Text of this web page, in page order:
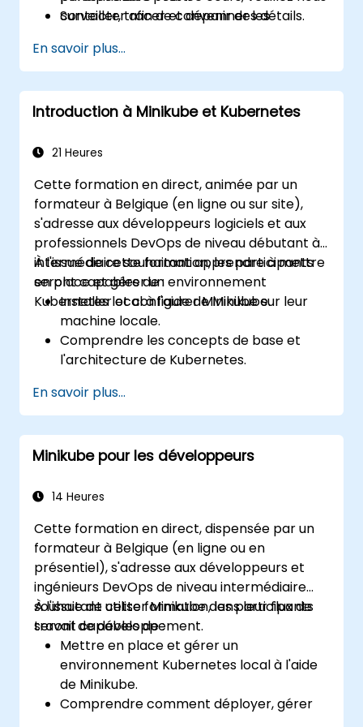
Surveiller, tracer et dépanner les
et Jaeger.
Intégrer Istio avec Calico pour des
politiques réseau avancées et la sécurité.
contacter afin de convenir des détails.
En savoir plus...
Introduction à Minikube et Kubernetes
21 Heures
Cette formation en direct, animée par un
formateur à Belgique (en ligne ou sur site),
s'adresse aux développeurs logiciels et aux
professionnels DevOps de niveau débutant à
intermédiaire souhaitant apprendre à mettre
en place et gérer un environnement
Kubernetes local à l'aide de Minikube.
À l'issue de cette formation, les participants
seront capables de :
Installer et configurer Minikube sur leur
machine locale.
Comprendre les concepts de base et
l'architecture de Kubernetes.
de kubectl et du tableau de bord
Minikube.
Mettre en place des solutions de
stockage persistant et de réseau pour
Utiliser Minikube pour le développement,
En savoir plus...
Minikube pour les développeurs
14 Heures
Cette formation en direct, dispensée par un
formateur à Belgique (en ligne ou en
présentiel), s'adresse aux développeurs et
ingénieurs DevOps de niveau intermédiaire
souhaitant utiliser Minikube dans leur flux de
travail de développement.
À l'issue de cette formation, les participants
seront capables de :
Mettre en place et gérer un
environnement Kubernetes local à l'aide
de Minikube.
Comprendre comment déployer, gérer